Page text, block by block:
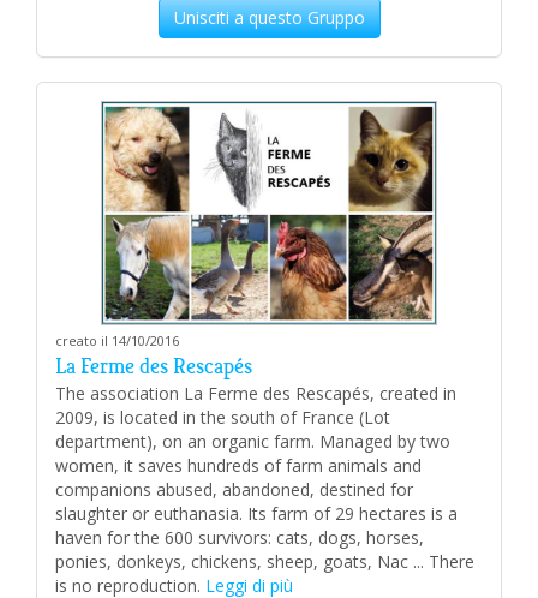
Unisciti a questo Gruppo
creato il 14/10/2016
La Ferme des Rescapés
The association La Ferme des Rescapés, created in
2009, is located in the south of France (Lot
department), on an organic farm. Managed by two
women, it saves hundreds of farm animals and
companions abused, abandoned, destined for
slaughter or euthanasia. Its farm of 29 hectares is a
haven for the 600 survivors: cats, dogs, horses,
ponies, donkeys, chickens, sheep, goats, Nac ... There
is no reproduction. Leggi di più